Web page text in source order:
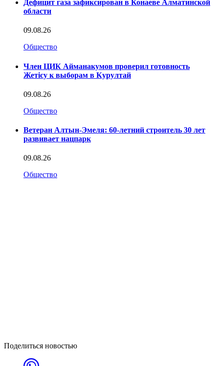
Дефицит газа зафиксирован в Конаеве Алматинской
области
09.08.26
Общество
Член ЦИК Айманакумов проверил готовность
Жетісу к выборам в Курултай
09.08.26
Общество
Ветеран Алтын-Эмеля: 60-летний строитель 30 лет
развивает нацпарк
09.08.26
Общество
Поделиться новостью